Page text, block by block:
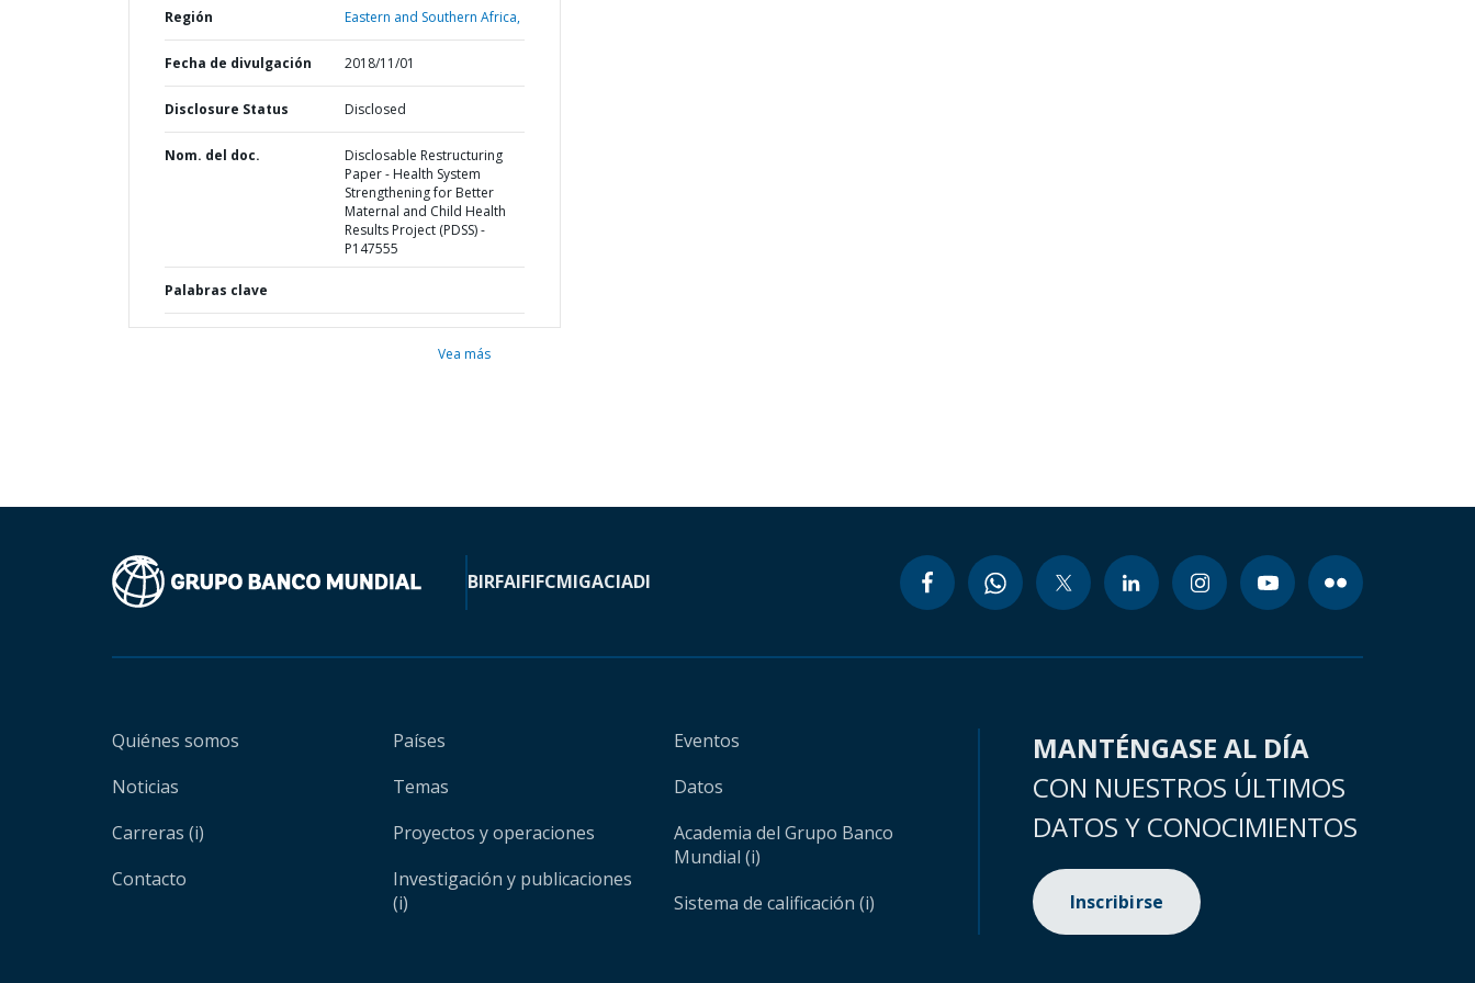
Región Eastern and Southern Africa,
Fecha de divulgación 2018/11/01
Disclosure Status Disclosed
Nom. del doc.
Disclosable Restructuring
Paper - Health System
Strengthening for Better
Maternal and Child Health
Results Project (PDSS) -
P147555
Palabras clave
Vea más
BIRFAIFIFCMIGACIADI
Quiénes somos
Noticias
Carreras (i)
Contacto
Países
Temas
Proyectos y operaciones
Investigación y publicaciones
(i)
Eventos
Datos
Academia del Grupo Banco
Mundial (i)
Sistema de calificación (i)
MANTÉNGASE AL DÍA
CON NUESTROS ÚLTIMOS
DATOS Y CONOCIMIENTOS
Inscribirse